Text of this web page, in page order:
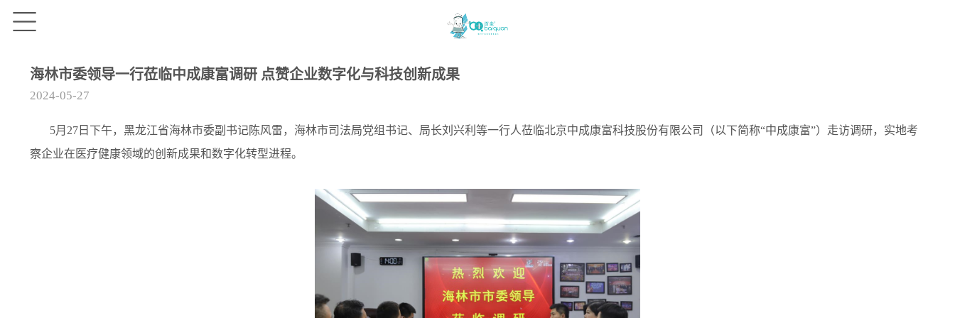
海林市委领导一行莅临中成康富调研 点赞企业数字化与科技创新成果
2024-05-27
5月27日下午，黑龙江省海林市委副书记陈风雷，海林市司法局党组书记、局长刘兴利等一行人莅临北京中成康富科技股份有限公司（以下简称“中成康富”）走访调研，实地考
察企业在医疗健康领域的创新成果和数字化转型进程。